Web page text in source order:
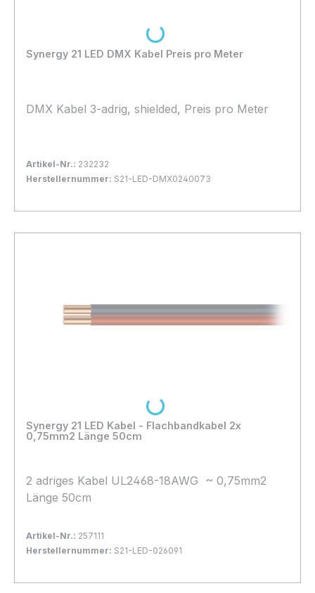
Synergy 21 LED DMX Kabel Preis pro Meter
DMX Kabel 3-adrig, shielded, Preis pro Meter
Artikel-Nr.: 232232
Herstellernummer: S21-LED-DMX0240073
In den Warenkorb
Loading...
Synergy 21 LED Kabel - Flachbandkabel 2x
0,75mm2 Länge 50cm
2 adriges Kabel UL2468-18AWG ~ 0,75mm2
Länge 50cm
Artikel-Nr.: 257111
Herstellernummer: S21-LED-026091
In den Warenkorb
Loading...